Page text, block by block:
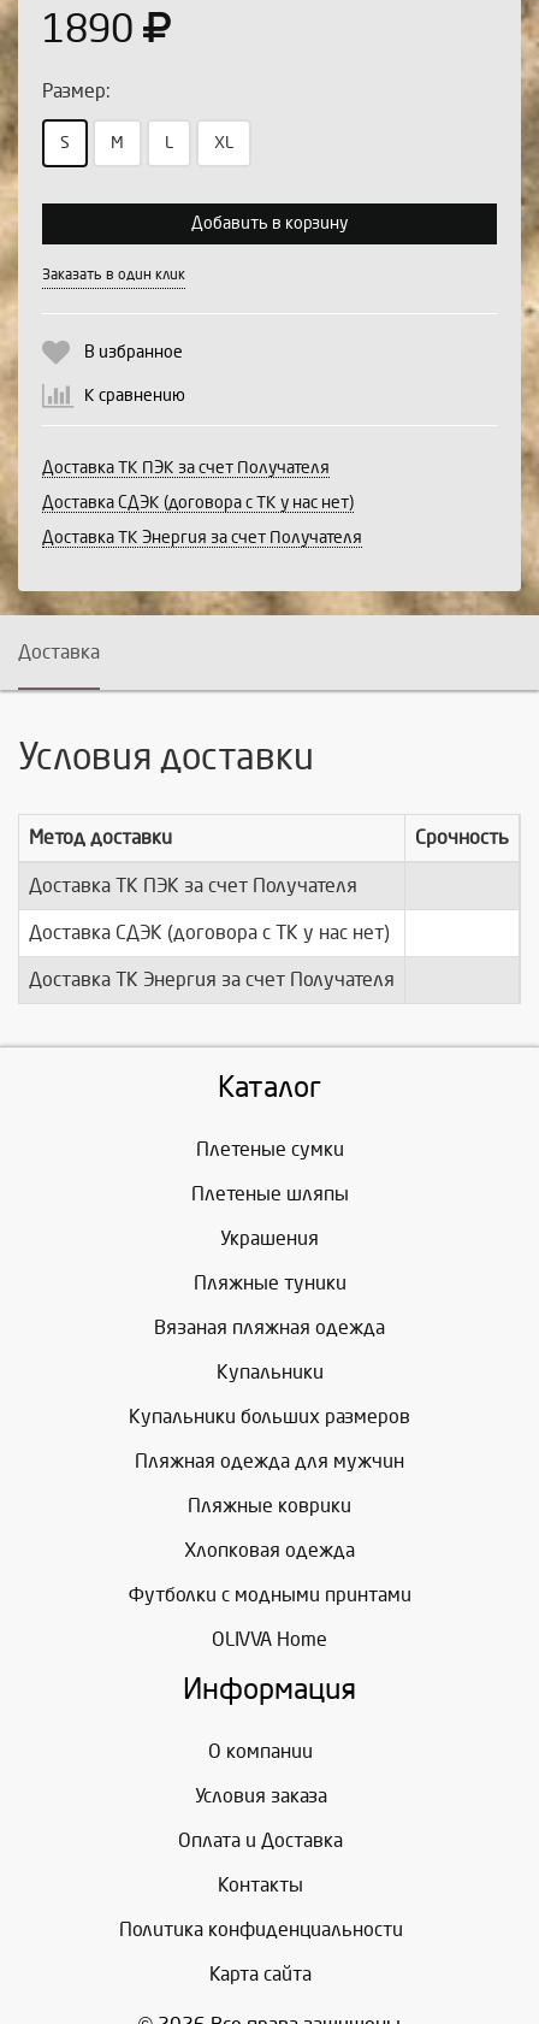
1890
Размер:
S M L XL
Выберите количество:
Продолжить Отмена
Добавить в корзину
Заказать в один клик
В избранное
К сравнению
Доставка ТК ПЭК за счет Получателя
Доставка СДЭК (договора с ТК у нас нет)
Доставка ТК Энергия за счет Получателя
Доставка
Условия доставки
Метод доставки Срочность
Доставка ТК ПЭК за счет Получателя
Доставка СДЭК (договора с ТК у нас нет)
Доставка ТК Энергия за счет Получателя
Каталог
Плетеные сумки
Плетеные шляпы
Украшения
Пляжные туники
Вязаная пляжная одежда
Купальники
Купальники больших размеров
Пляжная одежда для мужчин
Пляжные коврики
Хлопковая одежда
Футболки с модными принтами
OLIVVA Home
Информация
О компании
Условия заказа
Оплата и Доставка
Контакты
Политика конфиденциальности
Карта сайта